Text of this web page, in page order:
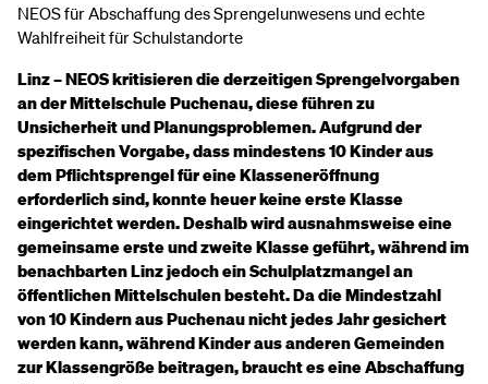
NEOS für Abschaffung des Sprengelunwesens und echte
Wahlfreiheit für Schulstandorte
Linz – NEOS kritisieren die derzeitigen Sprengelvorgaben
an der Mittelschule Puchenau, diese führen zu
Unsicherheit und Planungsproblemen. Aufgrund der
spezifischen Vorgabe, dass mindestens 10 Kinder aus
dem Pflichtsprengel für eine Klasseneröffnung
erforderlich sind, konnte heuer keine erste Klasse
eingerichtet werden. Deshalb wird ausnahmsweise eine
gemeinsame erste und zweite Klasse geführt, während im
benachbarten Linz jedoch ein Schulplatzmangel an
öffentlichen Mittelschulen besteht. Da die Mindestzahl
von 10 Kindern aus Puchenau nicht jedes Jahr gesichert
werden kann, während Kinder aus anderen Gemeinden
zur Klassengröße beitragen, braucht es eine Abschaffung